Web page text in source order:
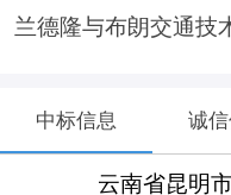
兰德隆与布朗交通技
中标信息 诚
云南省昆明